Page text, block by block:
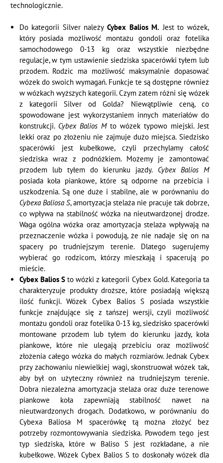
technologicznie.
Do kategorii Silver należyCybex Balios M. Jest to wózek,
który posiada możliwość montażu gondoli oraz fotelika
samochodowego 0-13 kg oraz wszystkie niezbędne
regulacje, w tym ustawienie siedziska spacerówki tyłem lub
przodem. Rodzic ma możliwość maksymalnie dopasować
wózek do swoich wymagań. Funkcje te są dostępne również
w wózkach wyższych kategorii. Czym zatem różni się wózek
z kategorii Silver od Golda? Niewątpliwie ceną, co
spowodowane jest wykorzystaniem innych materiałów do
konstrukcji. Cybex Balios Mto wózek typowo miejski. Jest
lekki oraz po złożeniu nie zajmuje dużo miejsca. Siedzisko
spacerówki jest kubełkowe, czyli przechylamy całość
siedziska wraz z podnóżkiem. Możemy je zamontować
przodem lub tyłem do kierunku jazdy. Cybex Balios M
posiada koła piankowe, które są odporne na przebicia i
uszkodzenia. Są one duże i stabilne, ale w porównaniu do
Cybexa Baliosa S, amortyzacja stelaża nie pracuje tak dobrze,
co wpływa na stabilność wózka na nieutwardzonej drodze.
Waga ogólna wózka oraz amortyzacja stelaża wpływają na
przeznaczenie wózka i powodują, że nie nadaje się on na
spacery po trudniejszym terenie. Dlatego sugerujemy
wybierać go rodzicom, którzy mieszkają i spacerują po
mieście.
Cybex Balios S to wózki z kategorii Cybex Gold. Kategoria ta
charakteryzuje produkty droższe, które posiadają większą
ilość funkcji. Wózek Cybex Balios S posiada wszystkie
funkcje znajdujące się z tańszej wersji, czyli możliwość
montażu gondoli oraz fotelika 0-13 kg, siedzisko spacerówki
montowane przodem lub tyłem do kierunku jazdy, koła
piankowe, które nie ulegają przebiciu oraz możliwość
złożenia całego wózka do małych rozmiarów. Jednak Cybex
przy zachowaniu niewielkiej wagi, skonstruował wózek tak,
aby był on użyteczny również na trudniejszym terenie.
Dobra niezależna amortyzacja stelaża oraz duże terenowe
piankowe koła zapewniają stabilność nawet na
nieutwardzonych drogach. Dodatkowo, w porównaniu do
Cybexa Baliosa M spacerówkę tą można złożyć bez
potrzeby rozmontowywania siedziska. Powodem tego jest
typ siedziska, które w Baliso S jest rozkładane, a nie
kubełkowe. Wózek Cybex Balios S to doskonały wózek dla